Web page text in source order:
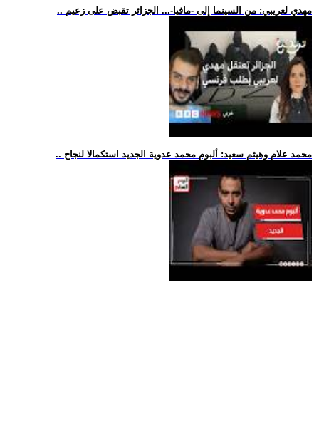
.. مهدي لعريبي: من السينما إلى -مافيا-... الجزائر تقبض على زعيم
.. محمد علام وهيثم سعيد: ألبوم محمد عدوية الجديد استكمالا لنجاح